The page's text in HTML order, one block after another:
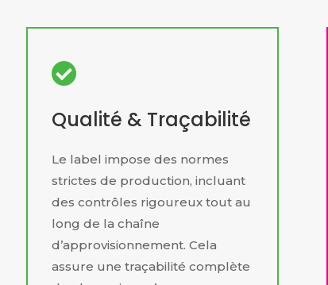

Qualité & Traçabilité
Le label impose des normes
strictes de production, incluant
des contrôles rigoureux tout au
long de la chaîne
d’approvisionnement. Cela
assure une traçabilité complète